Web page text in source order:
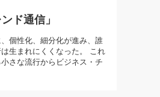
耳学・磨く「ミミガク」のすすめ
ド通信」
個性化、細分化が進み、誰
生まれにくくなった。 これ
さな流行からビジネス・チ